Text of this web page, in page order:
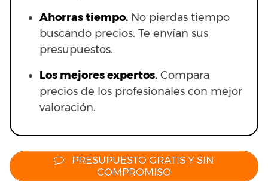
Ahorras tiempo. No pierdas tiempo
buscando precios. Te envían sus
presupuestos.
Los mejores expertos. Compara
precios de los profesionales con mejor
valoración.
PRESUPUESTO GRATIS Y SIN
COMPROMISO